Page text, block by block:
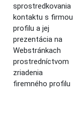
sprostredkovania
kontaktu s firmou
profilu a jej
prezentácia na
Webstránkach
prostredníctvom
zriadenia
firemného profilu